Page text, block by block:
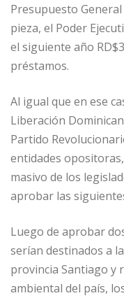
Presupuesto
pieza, el Poder
el siguiente año
préstamos.
Al igual que en ese
Liberación
Partido
entidades
masivo de los
aprobar las
Luego de aprobar
serían destinados a
provincia Santiago y
ambiental del país,